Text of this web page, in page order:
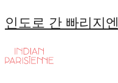
인도로 간 빠리지엔